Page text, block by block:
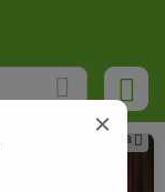
Реклама